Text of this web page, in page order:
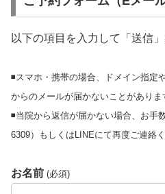
以下の項目を入力して「送信
◾️スマホ・携帯の場合、ドメイン指定
からのメールが届かないことがありま
◾️当院から返信が届かない場合、お手
6309）もしくはLINEにて再度ご連絡く
お名前 (必須)